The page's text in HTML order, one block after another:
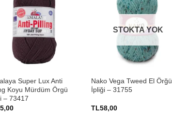
Super Lux Anti
Koyu Mürdüm Örgü
– 73417
STOKTA YOK
Nako Vega Tweed El Örğü
İpliği – 31755
TL58,00